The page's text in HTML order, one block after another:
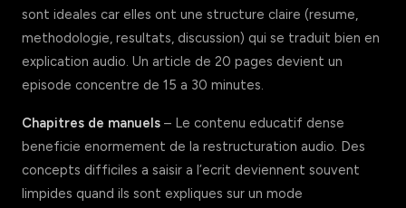
sont ideales car elles ont une structure claire (resume,
methodologie, resultats, discussion) qui se traduit bien en
explication audio. Un article de 20 pages devient un
episode concentre de 15 a 30 minutes.
Chapitres de manuels – Le contenu educatif dense
beneficie enormement de la restructuration audio. Des
concepts difficiles a saisir a l’ecrit deviennent souvent
limpides quand ils sont expliques sur un mode